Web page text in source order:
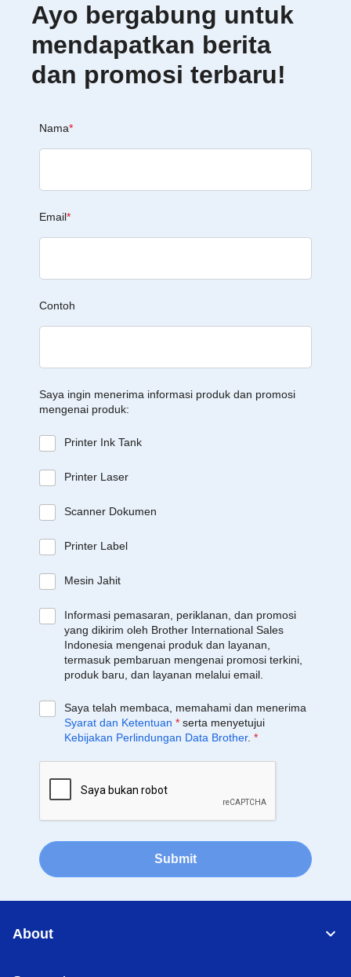
Ayo bergabung untuk
mendapatkan berita
dan promosi terbaru!
Nama*
Email*
Contoh
Saya ingin menerima informasi produk dan promosi
mengenai produk:
Printer Ink Tank
Printer Laser
Scanner Dokumen
Printer Label
Mesin Jahit
Informasi pemasaran, periklanan, dan promosi
yang dikirim oleh Brother International Sales
Indonesia mengenai produk dan layanan,
termasuk pembaruan mengenai promosi terkini,
produk baru, dan layanan melalui email.
Saya telah membaca, memahami dan menerima
Syarat dan Ketentuan * serta menyetujui
Kebijakan Perlindungan Data Brother. *
Submit
About